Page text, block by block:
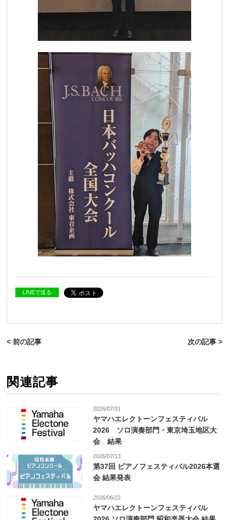
LINEで送る
< 前の記事 次の記事 >
関連記事
2026/07/31
ヤマハエレクトーンフェスティバル
2026 ソロ演奏部門・東京埼玉地区大
会 結果
2026/07/13
第37回 ピアノフェスティバル2026本選
会 結果発表
2026/06/22
ヤマハエレクトーンフェスティバル